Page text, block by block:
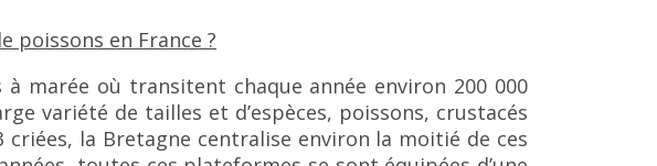
poissons en France ?
marée où transitent chaque année environ 200 000
variété de tailles et d’espèces, poissons, crustacés
criées, la Bretagne centralise environ la moitié de ces